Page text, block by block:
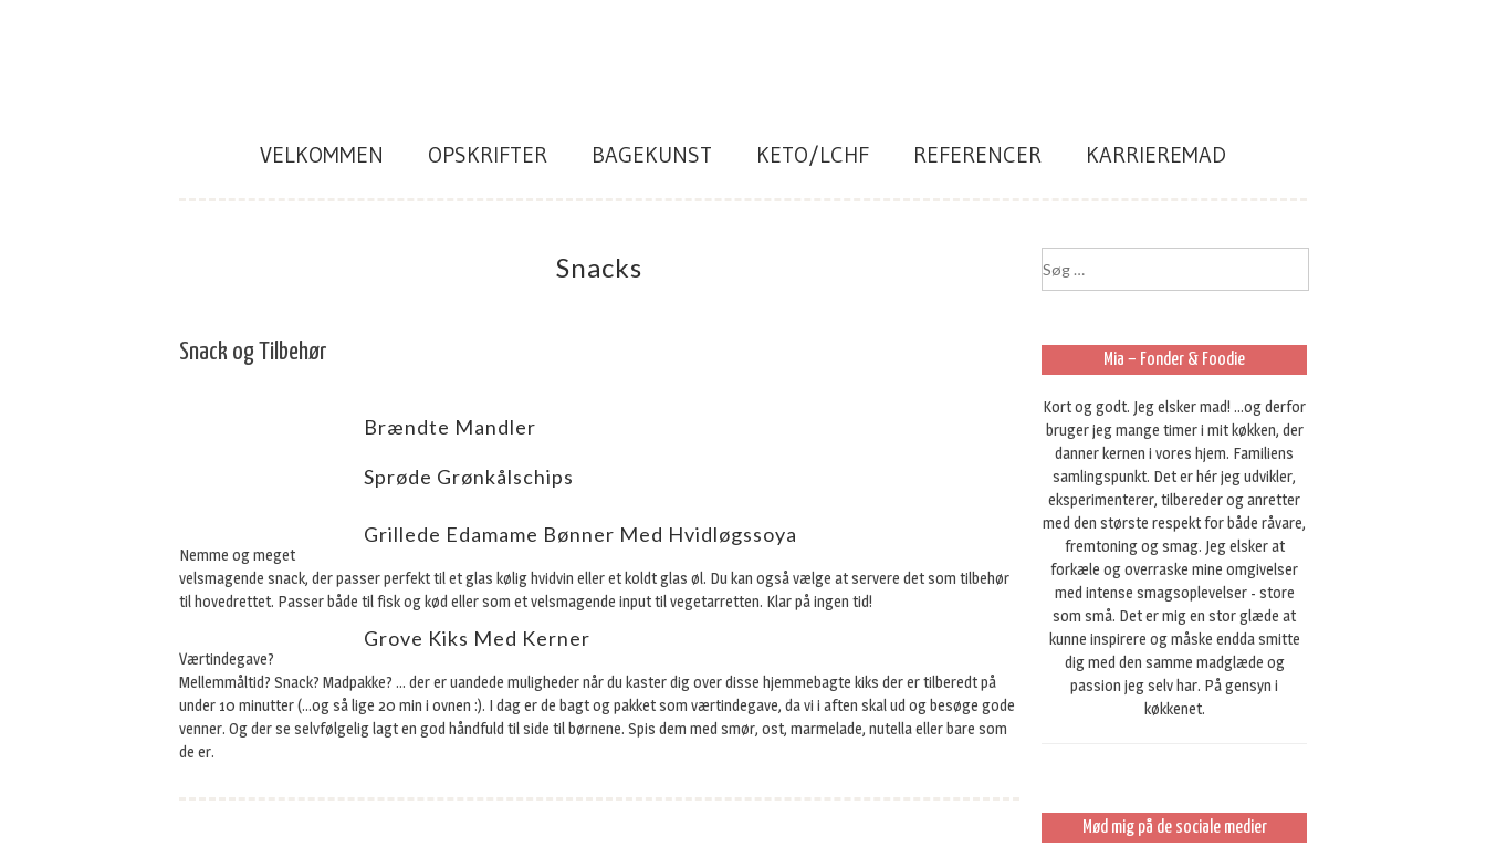
VELKOMMEN OPSKRIFTER BAGEKUNST KETO/LCHF REFERENCER KARRIEREMAD
Snacks
Snack og Tilbehør
Brændte Mandler
Sprøde Grønkålschips
Grillede Edamame Bønner Med Hvidløgssoya
Nemme og meget
velsmagende snack, der passer perfekt til et glas kølig hvidvin eller et koldt glas øl. Du kan også vælge at servere det som tilbehør
til hovedrettet. Passer både til fisk og kød eller som et velsmagende input til vegetarretten. Klar på ingen tid!
Grove Kiks Med Kerner
Værtindegave?
Mellemmåltid? Snack? Madpakke? … der er uandede muligheder når du kaster dig over disse hjemmebagte kiks der er tilberedt på
under 10 minutter (…og så lige 20 min i ovnen :). I dag er de bagt og pakket som værtindegave, da vi i aften skal ud og besøge gode
venner. Og der se selvfølgelig lagt en god håndfuld til side til børnene. Spis dem med smør, ost, marmelade, nutella eller bare som
de er.
t
e
r
Mia – Fonder & Foodie
Kort og godt. Jeg elsker mad! ...og derfor
bruger jeg mange timer i mit køkken, der
danner kernen i vores hjem. Familiens
samlingspunkt. Det er hér jeg udvikler,
eksperimenterer, tilbereder og anretter
med den største respekt for både råvare,
fremtoning og smag. Jeg elsker at
forkæle og overraske mine omgivelser
med intense smagsoplevelser - store
som små. Det er mig en stor glæde at
kunne inspirere og måske endda smitte
dig med den samme madglæde og
passion jeg selv har. På gensyn i
køkkenet.
Mød mig på de sociale medier